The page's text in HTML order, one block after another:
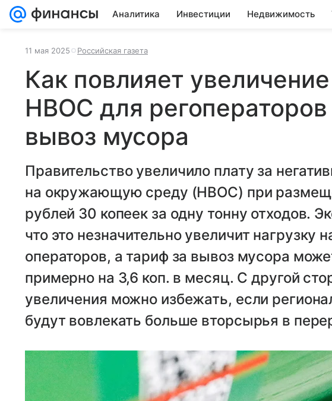
Аналитика Инвестиции Недвижимость
11 мая 2025 Российская газета
Как повлияет
НВОС для регоператоров
вывоз мусора
Правительство увеличило плату за
на окружающую среду (НВОС) при
рублей 30 копеек за одну тонну отходов.
что это незначительно увеличит нагрузку
операторов, а тариф за вывоз мусора
примерно на 3,6 коп. в месяц. С другой
увеличения можно избежать, если
будут вовлекать больше вторсырья в